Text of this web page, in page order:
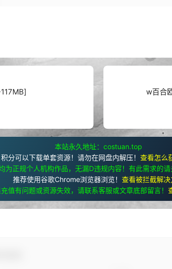
w百合
本站永久地址：costuan.top
积分可以下载单套资源！请勿在网盘内解压！ 查看怎么
为正规个人机构作品，无漏D违规内容！有此需求的请
推荐使用谷歌Chrome浏览器浏览！ 查看被拦截解决
值有问题或资源失效，请联系客服或文章底部留言！